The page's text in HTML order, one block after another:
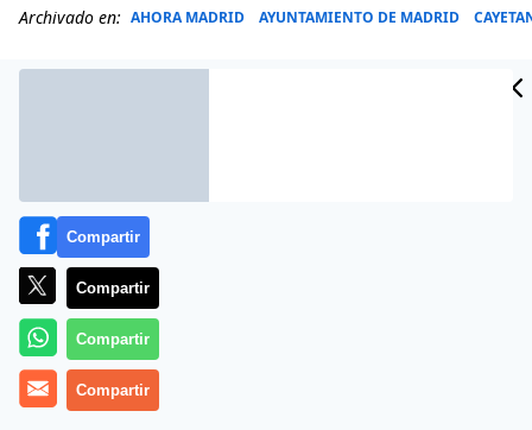
Archivado en: AHORA MADRID AYUNTAMIENTO DE MADRID
Los de Ahora Madrid van de sobrados, y se les nota.
Compartir
Compartir
Compartir
Compartir